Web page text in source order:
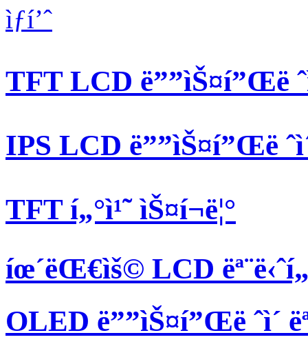
ìƒí’ˆ
TFT LCD ë””ìŠ¤í”Œë
IPS LCD ë””ìŠ¤í”Œë
TFT í„°ì¹˜ ìŠ¤í¬ë¦°
íœ´ëŒ€ìš© LCD
OLED ë””ìŠ¤í”Œë ˆì´